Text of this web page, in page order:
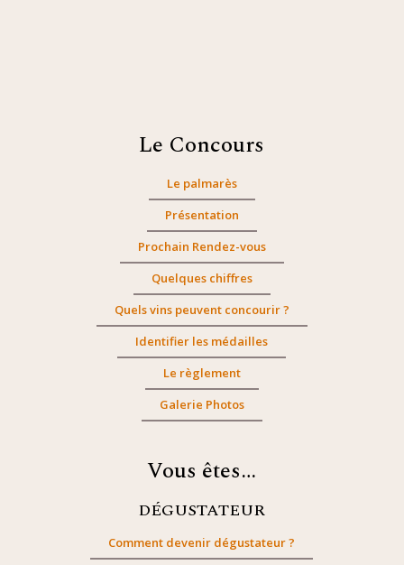
Le Concours
Le palmarès
Présentation
Prochain Rendez-vous
Quelques chiffres
Quels vins peuvent concourir ?
Identifier les médailles
Le règlement
Galerie Photos
Vous êtes…
DÉGUSTATEUR
Comment devenir dégustateur ?